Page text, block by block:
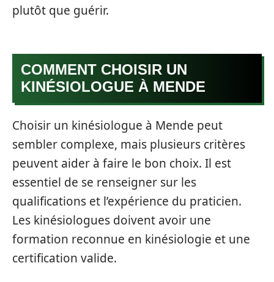
plutôt que guérir.
COMMENT CHOISIR UN
KINÉSIOLOGUE À MENDE
Choisir un kinésiologue à Mende peut
sembler complexe, mais plusieurs critères
peuvent aider à faire le bon choix. Il est
essentiel de se renseigner sur les
qualifications et l’expérience du praticien.
Les kinésiologues doivent avoir une
formation reconnue en kinésiologie et une
certification valide.